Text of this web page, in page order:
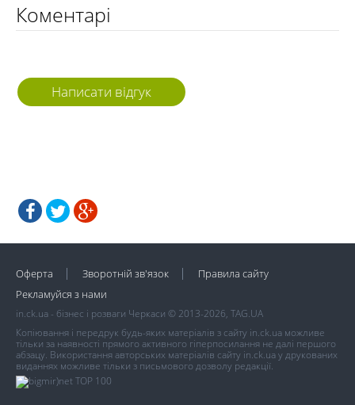
Коментарі
Написати відгук
Оферта Зворотній зв'язок
Правила сайту
Рекламуйся з нами
in.ck.ua - бізнес і розваги Черкаси © 2013-2026, TAG.UA
Копіювання і передрук будь-яких матеріалів з сайту in.ck.ua можливе
тільки за наявності прямого активного гіперпосилання не далі першого
абзацу. Використання авторських матеріалів сайту in.ck.ua у друкованих
виданнях можливе тільки з письмового дозволу редакції.